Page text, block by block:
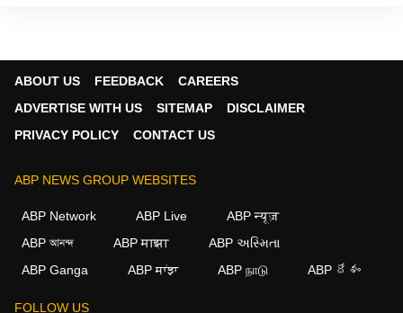
ABOUT US FEEDBACK
CAREERS
ADVERTISE WITH US
SITEMAP
DISCLAIMER
PRIVACY POLICY
CONTACT US
ABP NEWS GROUP WEBSITES
ABP Network ABP Live
ABP न्यूज़
ABP আনন্দ
ABP माझा
ABP અસ્મિતા
ABP Ganga
ABP ਸਾਂਝਾ ABP நாடு ABP దేశం
FOLLOW US